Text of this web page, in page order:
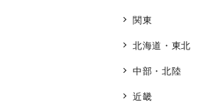
関東
北海道・東北
中部・北陸
近畿